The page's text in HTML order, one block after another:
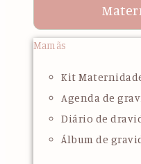
Mamãs
Kit
Agenda de
Diário de
Álbum de